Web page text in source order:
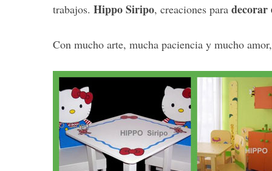
trabajos. Hippo Siripo, creaciones para decorar
Con mucho arte, mucha paciencia y mucho